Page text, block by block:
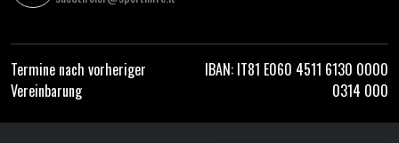
Termine nach vorheriger
Vereinbarung
IBAN: IT81 E060 4511 6130 0000
0314 000